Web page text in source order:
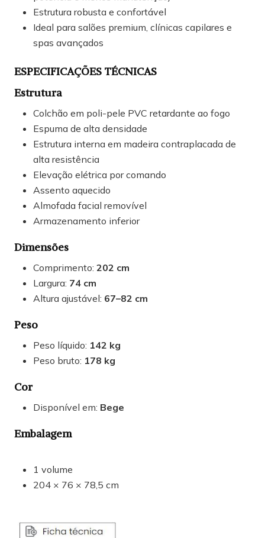
Estrutura robusta e confortável
Ideal para salões premium, clínicas capilares e
spas avançados
ESPECIFICAÇÕES TÉCNICAS
Estrutura
Colchão em poli-pele PVC retardante ao fogo
Espuma de alta densidade
Estrutura interna em madeira contraplacada de
alta resistência
Elevação elétrica por comando
Assento aquecido
Almofada facial removível
Armazenamento inferior
Dimensões
Comprimento: 202 cm
Largura: 74 cm
Altura ajustável: 67–82 cm
Peso
Peso líquido: 142 kg
Peso bruto: 178 kg
Cor
Disponível em: Bege
Embalagem
1 volume
204 × 76 × 78,5 cm